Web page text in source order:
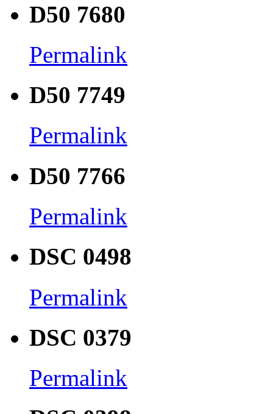
D50 7680
Permalink
D50 7749
Permalink
D50 7766
Permalink
DSC 0498
Permalink
DSC 0379
Permalink